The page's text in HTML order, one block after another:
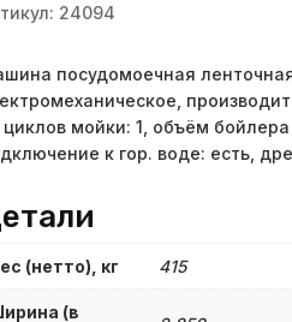
24094
посудомоечная
циклов мойки: 1, объём
к гор. воде: есть,
(нетто), кг 415
(в